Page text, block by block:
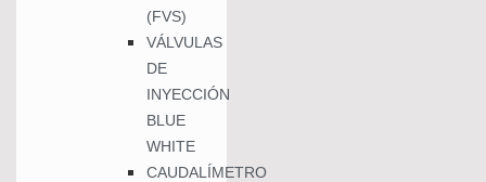
(FVS)
VÁLVULAS
DE
INYECCIÓN
BLUE
WHITE
CAUDALÍMETRO